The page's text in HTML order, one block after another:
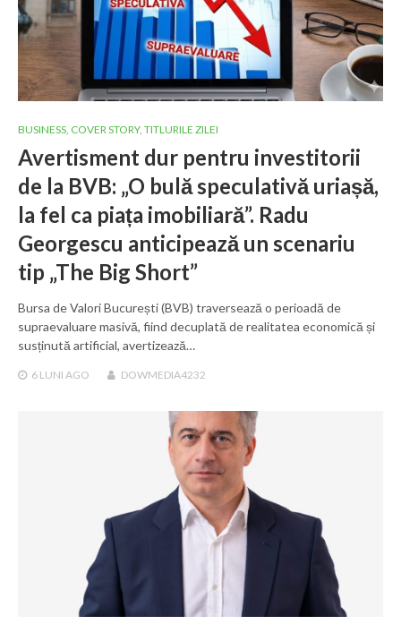
BUSINESS, COVER STORY, TITLURILE ZILEI
Avertisment dur pentru investitorii
de la BVB: „O bulă speculativă uriașă,
la fel ca piața imobiliară”. Radu
Georgescu anticipează un scenariu
tip „The Big Short”
Bursa de Valori București (BVB) traversează o perioadă de
supraevaluare masivă, fiind decuplată de realitatea economică și
susținută artificial, avertizează…
6 LUNI AGO DOWMEDIA4232